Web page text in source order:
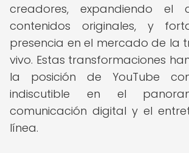
creadores, expandiendo el
contenidos originales, y
presencia en el mercado de la
vivo. Estas transformaciones
la posición de YouTube
indiscutible en el
comunicación digital y el
línea.